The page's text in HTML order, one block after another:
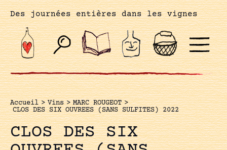
Des journées entières dans les vignes
Accueil > Vins > MARC ROUGEOT >
CLOS DES SIX OUVREES (SANS SULFITES) 2022
CLOS DES SIX